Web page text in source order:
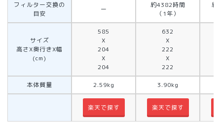
フィルター交換の
目安
ー
約4382時間
（1年）
約
サイズ
高さX奥行きX幅
(cm)
585
X
204
X
204
632
X
222
X
222
本体質量 2.59kg 3.90kg
楽天で探す 楽天で探す